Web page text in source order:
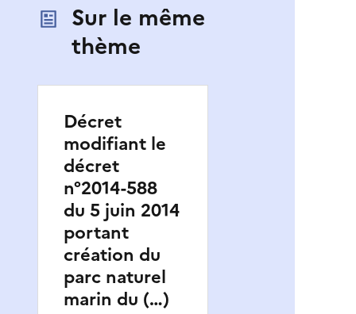
Sur le même
thème
Décret
modifiant le
décret
n°2014-588
du 5 juin 2014
portant
création du
parc naturel
marin du (…)